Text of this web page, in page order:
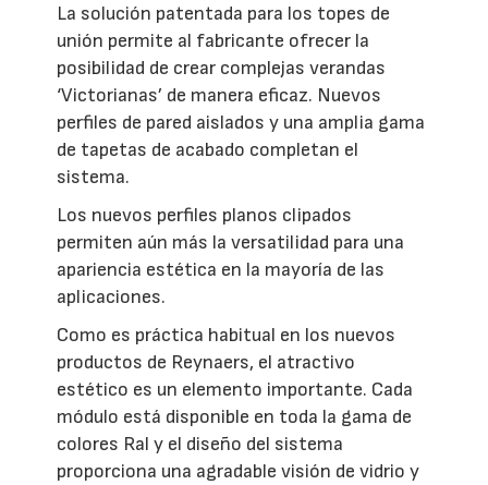
La solución patentada para los topes de
unión permite al fabricante ofrecer la
posibilidad de crear complejas verandas
‘Victorianas’ de manera eficaz. Nuevos
perfiles de pared aislados y una amplia gama
de tapetas de acabado completan el
sistema.
Los nuevos perfiles planos clipados
permiten aún más la versatilidad para una
apariencia estética en la mayoría de las
aplicaciones.
Como es práctica habitual en los nuevos
productos de Reynaers, el atractivo
estético es un elemento importante. Cada
módulo está disponible en toda la gama de
colores Ral y el diseño del sistema
proporciona una agradable visión de vidrio y